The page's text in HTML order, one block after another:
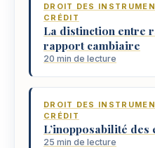
DROIT DES
CRÉDIT
La distinction entre
rapport cambiaire
20 min de lecture
DROIT DES
CRÉDIT
L’inopposabilité des
25 min de lecture